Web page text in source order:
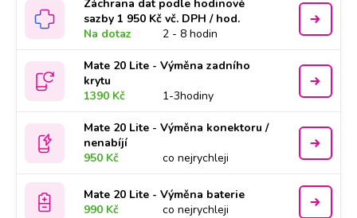
Záchrana dat podle hodinové
sazby 1 950 Kč vč. DPH / hod.
Na dotaz
2 - 8 hodin
Mate 20 Lite - Výměna zadního
krytu
1390 Kč
1-3hodiny
Mate 20 Lite - Výměna konektoru /
nenabíjí
950 Kč
co nejrychleji
Mate 20 Lite - Výměna baterie
990 Kč
co nejrychleji